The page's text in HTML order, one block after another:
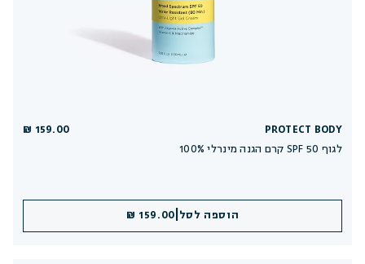
PROTECT BODY
100% קרם הגנה מינרלי SPF 50 לגוף
159.00 ₪
הוספה לסל 159.00 ₪